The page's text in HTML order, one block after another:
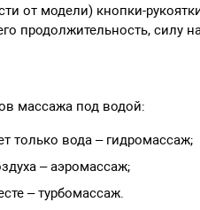
от модели) кнопки-
продолжительность, силу
массажа под водой:
только вода – гидромассаж;
– аэромассаж;
– турбомассаж.